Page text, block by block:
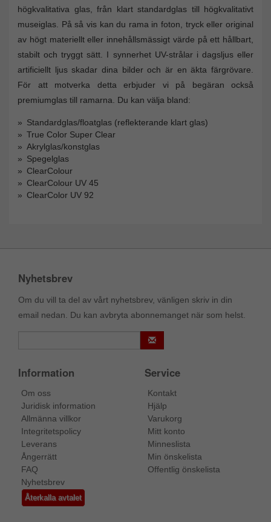
högkvalitativa glas, från klart standardglas till högkvalitativt
museiglas. På så vis kan du rama in foton, tryck eller original
av högt materiellt eller innehållsmässigt värde på ett hållbart,
stabilt och tryggt sätt. I synnerhet UV-strålar i dagsljus eller
artificiellt ljus skadar dina bilder och är en äkta färgrövare.
För att motverka detta erbjuder vi på begäran också
premiumglas till ramarna. Du kan välja bland:
Standardglas/floatglas (reflekterande klart glas)
True Color Super Clear
Akrylglas/konstglas
Spegelglas
ClearColour
ClearColour UV 45
ClearColor UV 92
Nyhetsbrev
Om du vill ta del av vårt nyhetsbrev, vänligen skriv in din
email nedan. Du kan avbryta abonnemanget när som helst.
Information
Om oss
Juridisk information
Allmänna villkor
Integritetspolicy
Leverans
Ångerrätt
FAQ
Nyhetsbrev
Återkalla avtalet
Service
Kontakt
Hjälp
Varukorg
Mitt konto
Minneslista
Min önskelista
Offentlig önskelista